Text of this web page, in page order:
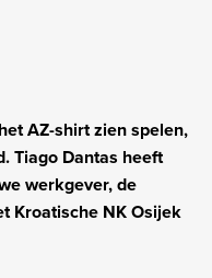
AZ-shirt zien spelen,
Tiago Dantas heeft
werkgever, de
Kroatische NK Osijek